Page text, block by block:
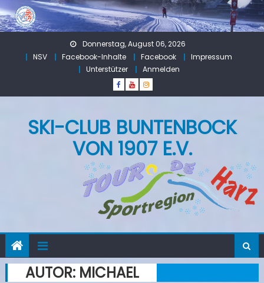
Skip
to
Donnerstag, August 06, 2026
NSV
Facebook-Inhalte Facebook
Impressum
Unterstützer
Anmelden
SKI-CLUB BUNTENBOCK
VON 1907 E.V.
AUTOR: MICHAEL